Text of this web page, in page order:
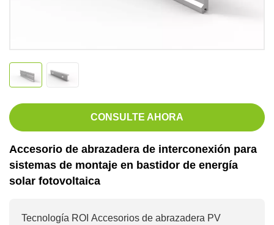
CONSULTE AHORA
Accesorio de abrazadera de interconexión para
sistemas de montaje en bastidor de energía
solar fotovoltaica
Tecnología ROI Accesorios de abrazadera PV